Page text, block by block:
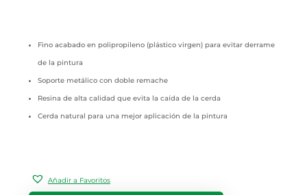
Fino acabado en polipropileno (plástico virgen) para evitar derrame
de la pintura
Soporte metálico con doble remache
Resina de alta calidad que evita la caída de la cerda
Cerda natural para una mejor aplicación de la pintura
Añadir a Favoritos